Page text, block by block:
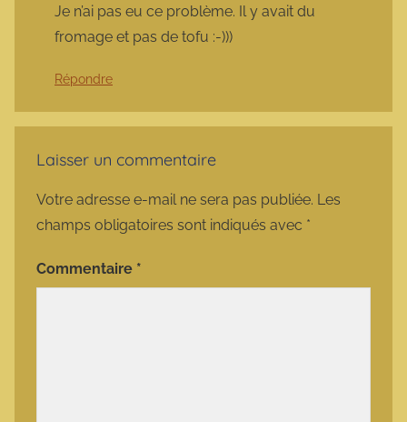
Je n’ai pas eu ce problème. Il y avait du
fromage et pas de tofu :-)))
Répondre
Laisser un commentaire
Votre adresse e-mail ne sera pas publiée. Les
champs obligatoires sont indiqués avec *
Commentaire *